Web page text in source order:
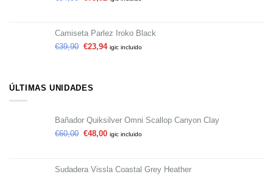
Camiseta Parlez Iroko Black
€39,90 €23,94 igic incluido
ÚLTIMAS UNIDADES
Bañador Quiksilver Omni Scallop Canyon Clay
€60,00 €48,00 igic incluido
Sudadera Vissla Coastal Grey Heather